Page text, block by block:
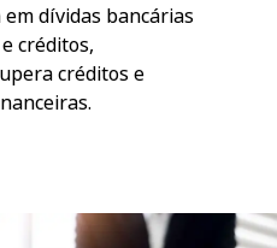
dívidas bancárias
créditos,
créditos e